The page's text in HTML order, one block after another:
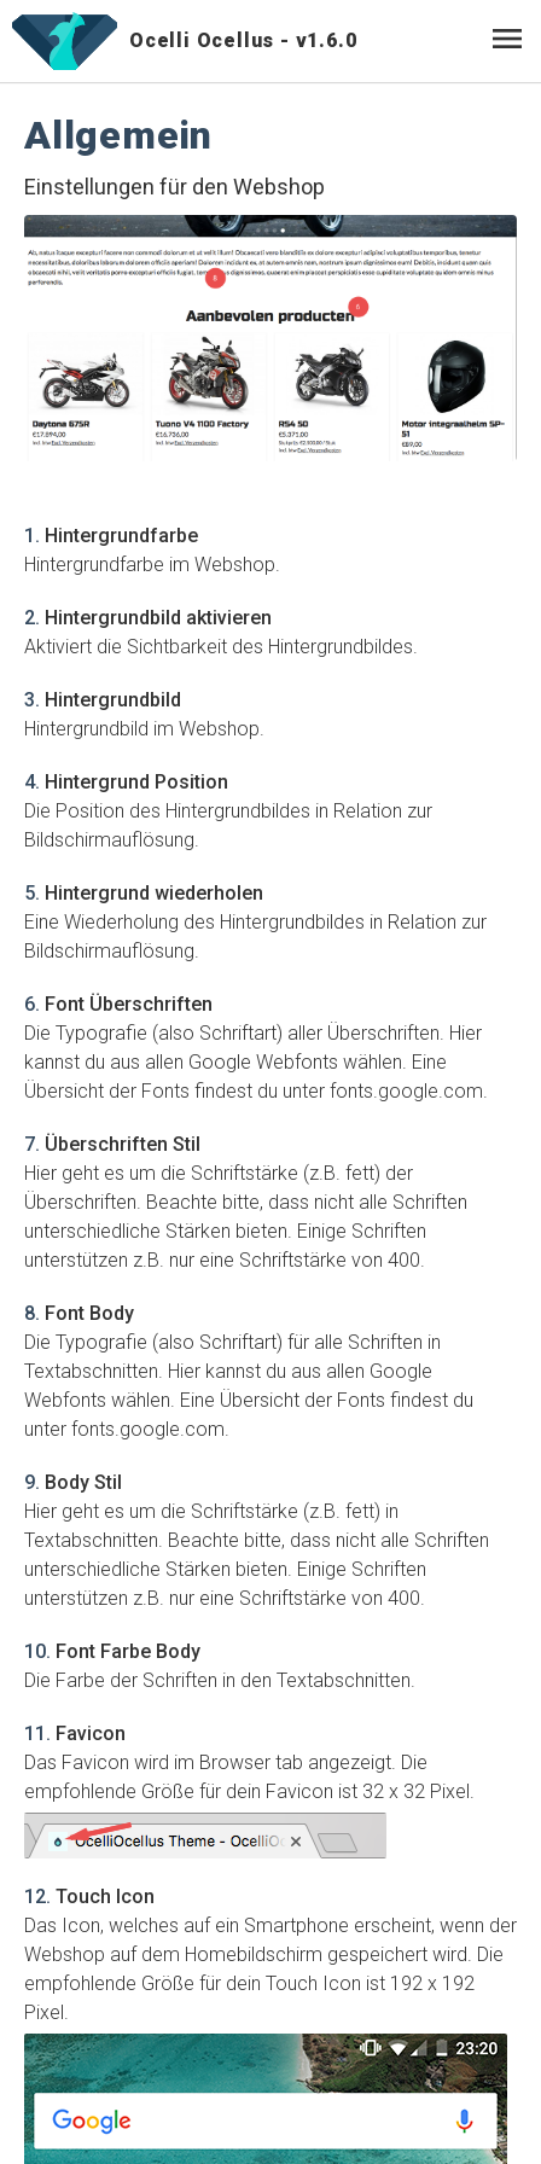
Ocelli Ocellus - v1.6.0 menu
Allgemein
Einstellungen für den Webshop
1 . Hintergrundfarbe
Hintergrundfarbe im Webshop.
2. Hintergrundbild aktivieren
Aktiviert die Sichtbarkeit des Hintergrundbildes.
3. Hintergrundbild
Hintergrundbild im Webshop.
4. Hintergrund Position
Die Position des Hintergrundbildes in Relation zur
Bildschirmauflösung.
5. Hintergrund wiederholen
Eine Wiederholung des Hintergrundbildes in Relation zur
Bildschirmauflösung.
6. Font Überschriften
Die Typografie (also Schriftart) aller Überschriften. Hier
kannst du aus allen Google Webfonts wählen. Eine
Übersicht der Fonts findest du unter fonts.google.com.
7. Überschriften Stil
Hier geht es um die Schriftstärke (z.B. fett) der
Überschriften. Beachte bitte, dass nicht alle Schriften
unterschiedliche Stärken bieten. Einige Schriften
unterstützen z.B. nur eine Schriftstärke von 400.
8. Font Body
Die Typografie (also Schriftart) für alle Schriften in
Textabschnitten. Hier kannst du aus allen Google
Webfonts wählen. Eine Übersicht der Fonts findest du
unter fonts.google.com.
9. Body Stil
Hier geht es um die Schriftstärke (z.B. fett) in
Textabschnitten. Beachte bitte, dass nicht alle Schriften
unterschiedliche Stärken bieten. Einige Schriften
unterstützen z.B. nur eine Schriftstärke von 400.
10. Font Farbe Body
Die Farbe der Schriften in den Textabschnitten.
11 . Favicon
Das Favicon wird im Browser tab angezeigt. Die
empfohlende Größe für dein Favicon ist 32 x 32 Pixel.
12. Touch Icon
Das Icon, welches auf ein Smartphone erscheint, wenn der
Webshop auf dem Homebildschirm gespeichert wird. Die
empfohlende Größe für dein Touch Icon ist 192 x 192
Pixel.